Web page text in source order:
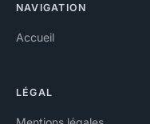
NAVIGATION
Accueil
LÉGAL